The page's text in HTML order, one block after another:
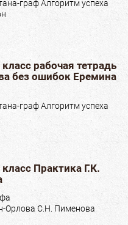
граф Алгоритм успеха
рабочая тетрадь
без ошибок Еремина
граф Алгоритм успеха
Практика Г.К.
Орлова С.Н. Пименова